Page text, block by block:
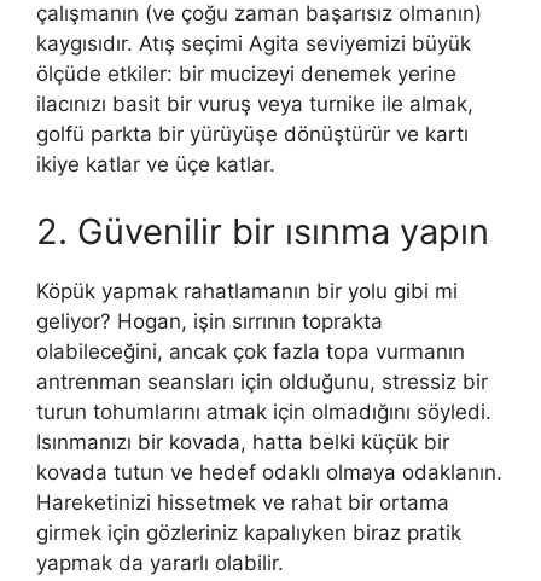
çalışmanın (ve çoğu zaman başarısız olmanın)
kaygısıdır. Atış seçimi Agita seviyemizi büyük
ölçüde etkiler: bir mucizeyi denemek yerine
ilacınızı basit bir vuruş veya turnike ile almak,
golfü parkta bir yürüyüşe dönüştürür ve kartı
ikiye katlar ve üçe katlar.
2. Güvenilir bir ısınma yapın
Köpük yapmak rahatlamanın bir yolu gibi mi
geliyor? Hogan, işin sırrının toprakta
olabileceğini, ancak çok fazla topa vurmanın
antrenman seansları için olduğunu, stressiz bir
turun tohumlarını atmak için olmadığını söyledi.
Isınmanızı bir kovada, hatta belki küçük bir
kovada tutun ve hedef odaklı olmaya odaklanın.
Hareketinizi hissetmek ve rahat bir ortama
girmek için gözleriniz kapalıyken biraz pratik
yapmak da yararlı olabilir.